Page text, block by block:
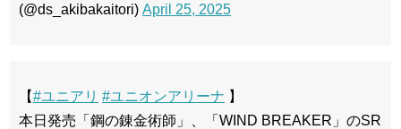
(@ds_akibakaitori) April 25, 2025
【#ユニアリ #ユニオンアリーナ 】
本日発売「鋼の錬金術師」、「WIND BREAKER」のSR